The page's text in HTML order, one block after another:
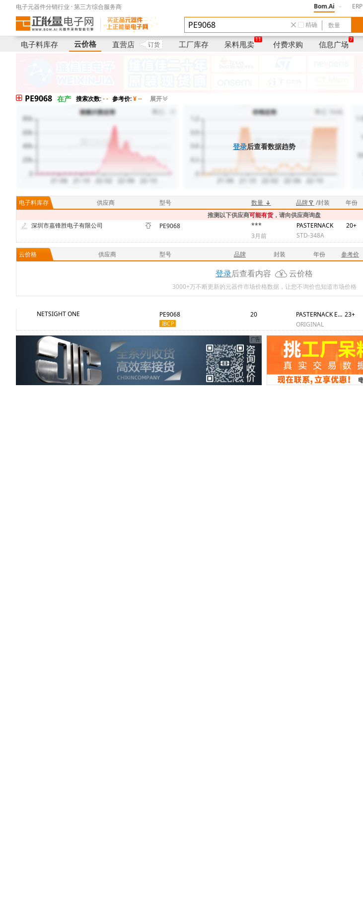
电子元器件分销行业 · 第三方综合服务商 Bom.Ai ERP
精确
电子料库存 云价格 直营店 订货 工厂库存 呆料甩卖
11
付费求购 信息广场
7
PE9068 在产 搜索次数:- - 参考价:¥ -- 展开
登录后查看数据趋势
电子料库存 供应商 型号 数量 品牌 /封装 年份
推测以下供应商可能有货，请向供应商询盘
深圳市嘉锋胜电子有限公司
PE9068
***
3月前
PASTERNACK
STD-348A
20+
云价格 供应商 型号 品牌 封装 年份 参考价
登录后查看内容 云价格
3000+万不断更新的元器件市场价格数据，让您不询价也知道市场价格
国际库存 供应商 品牌/封装
NETSIGHT ONE PE9068 20
PASTERNACK ENTERPRISES
ORIGINAL
23+